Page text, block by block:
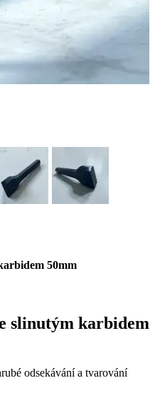
50mm
slinutým karbidem
odsekávání a tvarování